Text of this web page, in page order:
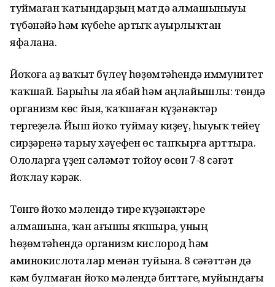
туймаған ҡатындарҙың матдә алмашыныуы
түбәнәйә һәм күбеһе артыҡ ауырлыҡтан
яфалана.
Йоҡоға аҙ ваҡыт бүлеү һөҙөмтәһендә иммунитет
ҡаҡшай. Барыһы ла ябай һәм аңлайышлы: төндә
организм көс йыя, ҡаҡшаған күҙәнәктәр
тергеҙелә. Йыш йоҡо туймау киҙеү, һыуыҡ тейеү
сирҙәренә тарыу хәүефен өс тапҡырға арттыра.
Ололарға үҙен сәләмәт тойоу өсөн 7-8 сәғәт
йоҡлау кәрәк.
Төнгө йоҡо мәлендә тире күҙәнәктәре
алмашына, ҡан ағышы яҡшыра, уның
һөҙөмтәһендә организм кислород һәм
аминокислоталар менән туйына. 8 сәғәттән дә
кәм булмаған йоҡо мәлендә биттәге, муйындағы